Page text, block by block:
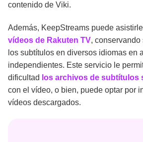
contenido de Viki.
Además, KeepStreams puede
vídeos de Rakuten TV,
los subtítulos en diversos idiomas en
independientes. Este servicio le
dificultad los archivos de subtítulos
con el vídeo, o bien, puede optar por
vídeos descargados.